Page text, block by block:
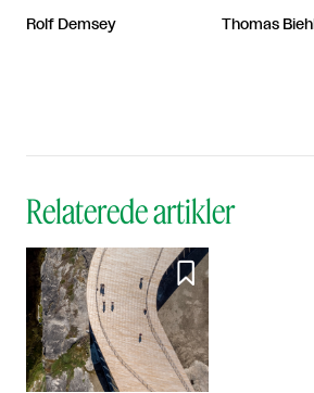
Rolf Demsey Thomas Biehl
Relaterede artikler
